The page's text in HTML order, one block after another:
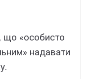
що «особисто
надавати